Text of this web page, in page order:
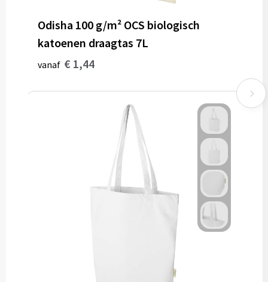
Odisha 100 g/m² OCS biologisch
katoenen draagtas 7L
vanaf € 1,44